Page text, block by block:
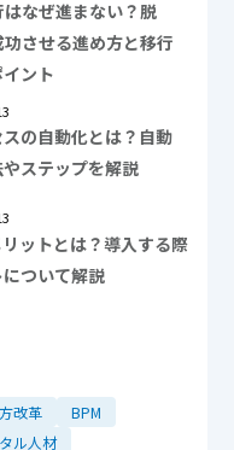
なぜ進まない？脱
させる進め方と移行
ント
の自動化とは？自動
ステップを解説
ットとは？導入する際
ついて解説
改革
BPM
ル人材